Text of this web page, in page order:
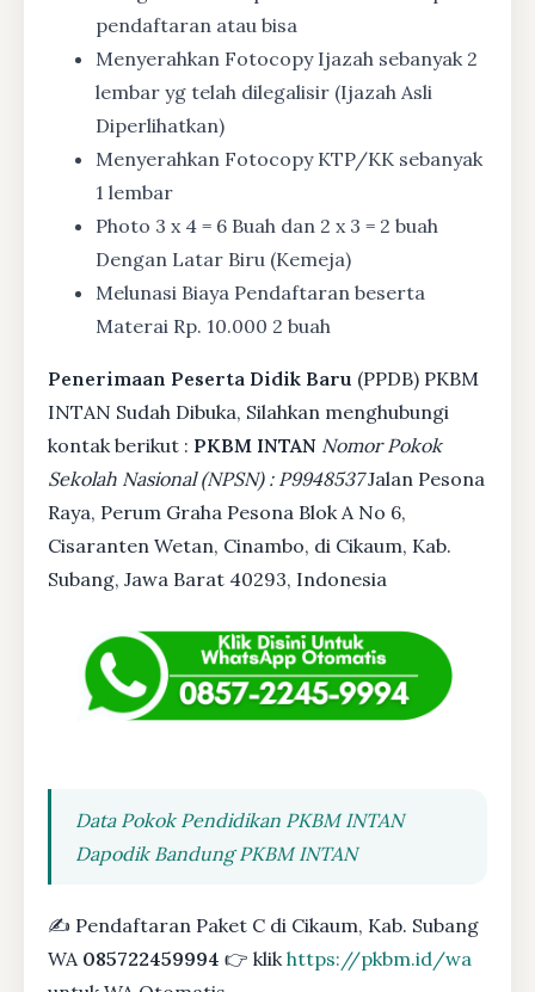
pendaftaran atau bisa
Menyerahkan Fotocopy Ijazah sebanyak 2
lembar yg telah dilegalisir (Ijazah Asli
Diperlihatkan)
Menyerahkan Fotocopy KTP/KK sebanyak
1 lembar
Photo 3 x 4 = 6 Buah dan 2 x 3 = 2 buah
Dengan Latar Biru (Kemeja)
Melunasi Biaya Pendaftaran beserta
Materai Rp. 10.000 2 buah
Penerimaan Peserta Didik Baru (PPDB) PKBM
INTAN Sudah Dibuka, Silahkan menghubungi
kontak berikut : PKBM INTAN Nomor Pokok
Sekolah Nasional (NPSN) : P9948537Jalan Pesona
Raya, Perum Graha Pesona Blok A No 6,
Cisaranten Wetan, Cinambo, di Cikaum, Kab.
Subang, Jawa Barat 40293, Indonesia
Data Pokok Pendidikan PKBM INTAN
Dapodik Bandung PKBM INTAN
✍ Pendaftaran Paket C di Cikaum, Kab. Subang
WA 085722459994 👉 klikhttps://pkbm.id/wa